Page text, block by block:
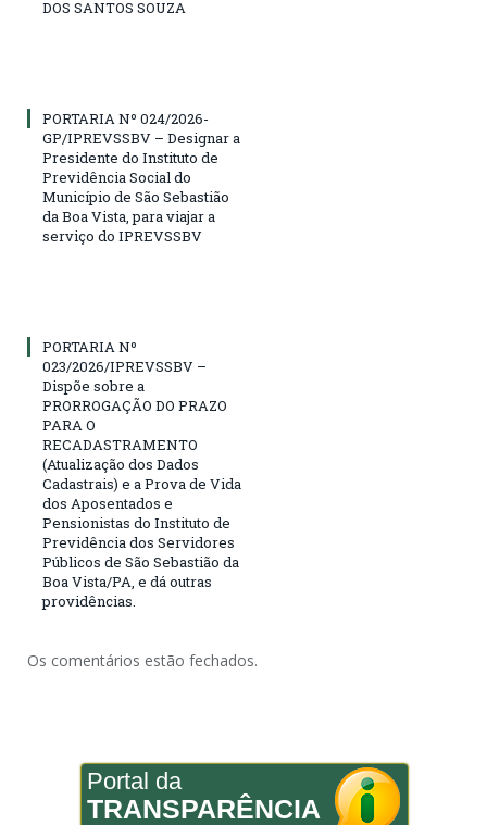
DOS SANTOS SOUZA
PORTARIA Nº 024/2026-
GP/IPREVSSBV – Designar a
Presidente do Instituto de
Previdência Social do
Município de São Sebastião
da Boa Vista, para viajar a
serviço do IPREVSSBV
PORTARIA Nº
023/2026/IPREVSSBV –
Dispõe sobre a
PRORROGAÇÃO DO PRAZO
PARA O
RECADASTRAMENTO
(Atualização dos Dados
Cadastrais) e a Prova de Vida
dos Aposentados e
Pensionistas do Instituto de
Previdência dos Servidores
Públicos de São Sebastião da
Boa Vista/PA, e dá outras
providências.
Os comentários estão fechados.
Portal da
TRANSPARÊNCIA